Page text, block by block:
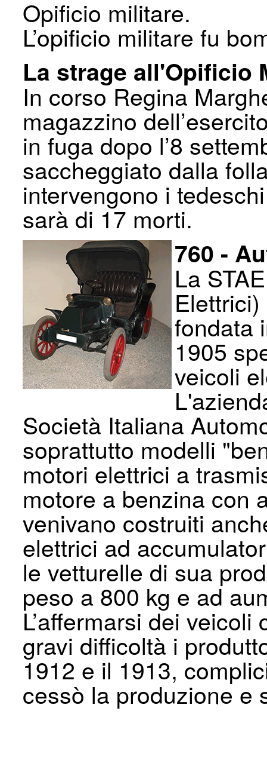
Opificio militare.
L’opificio militare fu
La strage all'Opificio
In corso Regina
magazzino
in fuga dopo l’8
saccheggiato dalla
intervengono i
sarà di 17 morti.
760 -
La
fondata
1905
veicoli
Società Italiana
soprattutto modelli
motori elettrici a
motore a benzina con
venivano costruiti
elettrici ad
le vetturelle di sua
peso a 800 kg e ad
L’affermarsi dei
gravi difficoltà i
1912 e il 1913,
cessò la produzione e